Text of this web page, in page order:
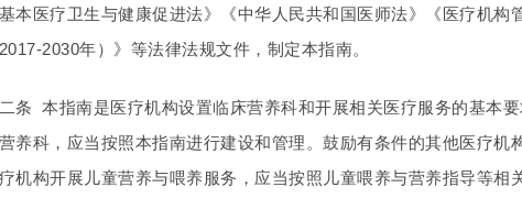
本医疗卫生与健康促进法》《中华人民共和国医师法》《医疗机
2017-2030年）》等法律法规文件，制定本指南。
条 本指南是医疗机构设置临床营养科和开展相关医疗服务的基本
养科，应当按照本指南进行建设和管理。鼓励有条件的其他医疗机
机构开展儿童营养与喂养服务，应当按照儿童喂养与营养指导等相